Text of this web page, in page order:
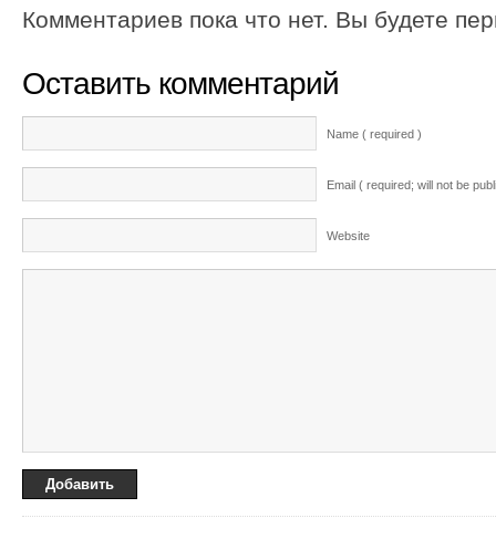
Комментариев пока что нет. Вы будете
Оставить комментарий
Name ( required )
Email ( required; will not be
Website